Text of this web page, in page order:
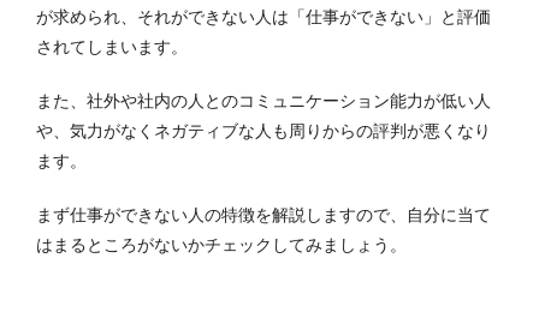
が求められ、それができない人は「仕事ができない」と評価
されてしまいます。
また、社外や社内の人とのコミュニケーション能力が低い人
や、気力がなくネガティブな人も周りからの評判が悪くなり
ます。
まず仕事ができない人の特徴を解説しますので、自分に当て
はまるところがないかチェックしてみましょう。